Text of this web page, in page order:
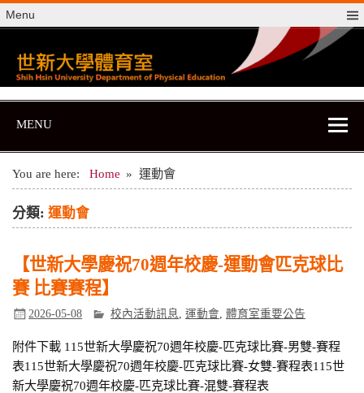
Skip
to
content
Menu
世新大學體育室
世新大學體育室
MENU
You are here: Home 運動會
分類:運動會
【世新大學慶祝70週年校慶-運動會匹克球比
賽 比賽賽程】
2026-05-08 校內活動訊息 ,運動會 ,體育室重要公告
附件下載 115世新大學慶祝70週年校慶-匹克球比賽-男雙-賽程
表115世新大學慶祝70週年校慶-匹克球比賽-女雙-賽程表115世
新大學慶祝70週年校慶-匹克球比賽-混雙-賽程表